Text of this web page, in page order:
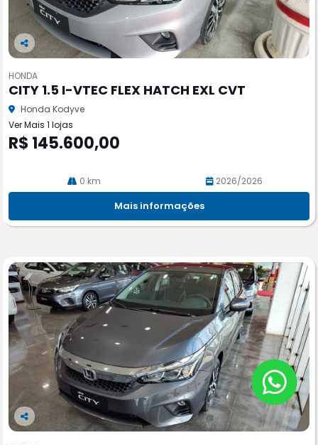
Co
pa
rtil
he
HONDA
CITY 1.5 I-VTEC FLEX HATCH EXL CVT
Honda Kodyve
Ver Mais 1 lojas
R$ 145.600,00
0 km 2026/2026
Mais informações
Co